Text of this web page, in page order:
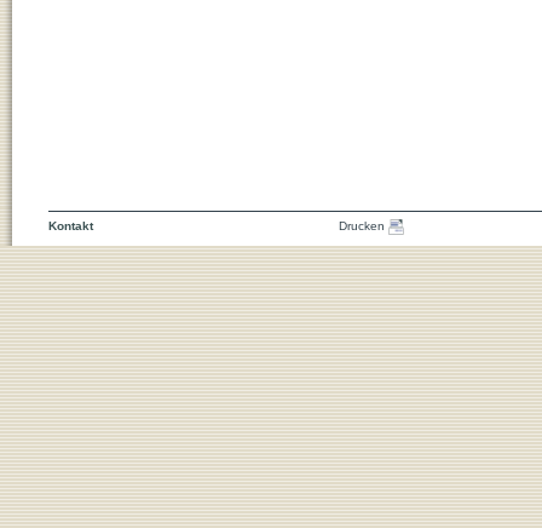
Kontakt Drucken